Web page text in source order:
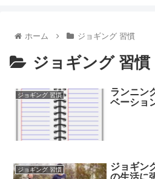
ホーム ジョギング 習慣
ジョギング 習慣
ジョギング 習慣
ランニン
ベーショ
ジョギング 習慣
ジョギン
の生活に